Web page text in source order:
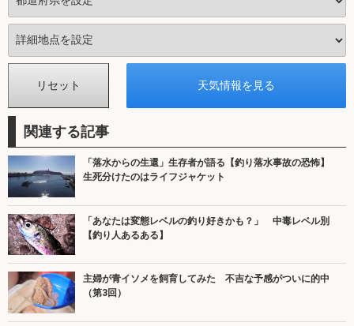
関連する記事
「落水からの生還」生存者が語る【釣り落水事故の恐怖】
生死分けたのはライフジャケット
「あなたは変態レベルの釣り好きかも？」 中毒レベル別
【釣り人あるある】
主婦が青イソメを飼育してみた 不吉な予感がついに的中
（第3回）